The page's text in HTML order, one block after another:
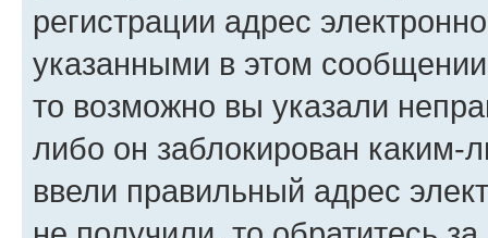
регистрации адрес
указанными в этом
то возможно вы указали
либо он заблокирован
ввели правильный адрес